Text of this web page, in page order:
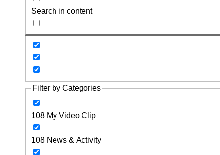
Search in content
Filter by Categories
108 My Video Clip
108 News & Activity